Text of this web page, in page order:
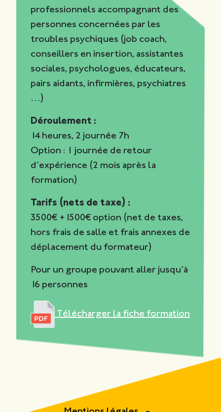
professionnels accompagnant des
personnes concernées par les
troubles psychiques (job coach,
conseillers en insertion, assistantes
sociales, psychologues, éducateurs,
pairs aidants, infirmières, psychiatres
…)
Déroulement :
14 heures, 2 journée 7h
Option : 1 journée de retour
d’expérience (2 mois après la
formation)
Tarifs (nets de taxe) :
3500€ +1500€ option (net de taxes,
hors frais de salle et frais annexes de
déplacement du formateur)
Pour un groupe pouvant aller jusqu’à
16 personnes
Télécharger la fiche formation